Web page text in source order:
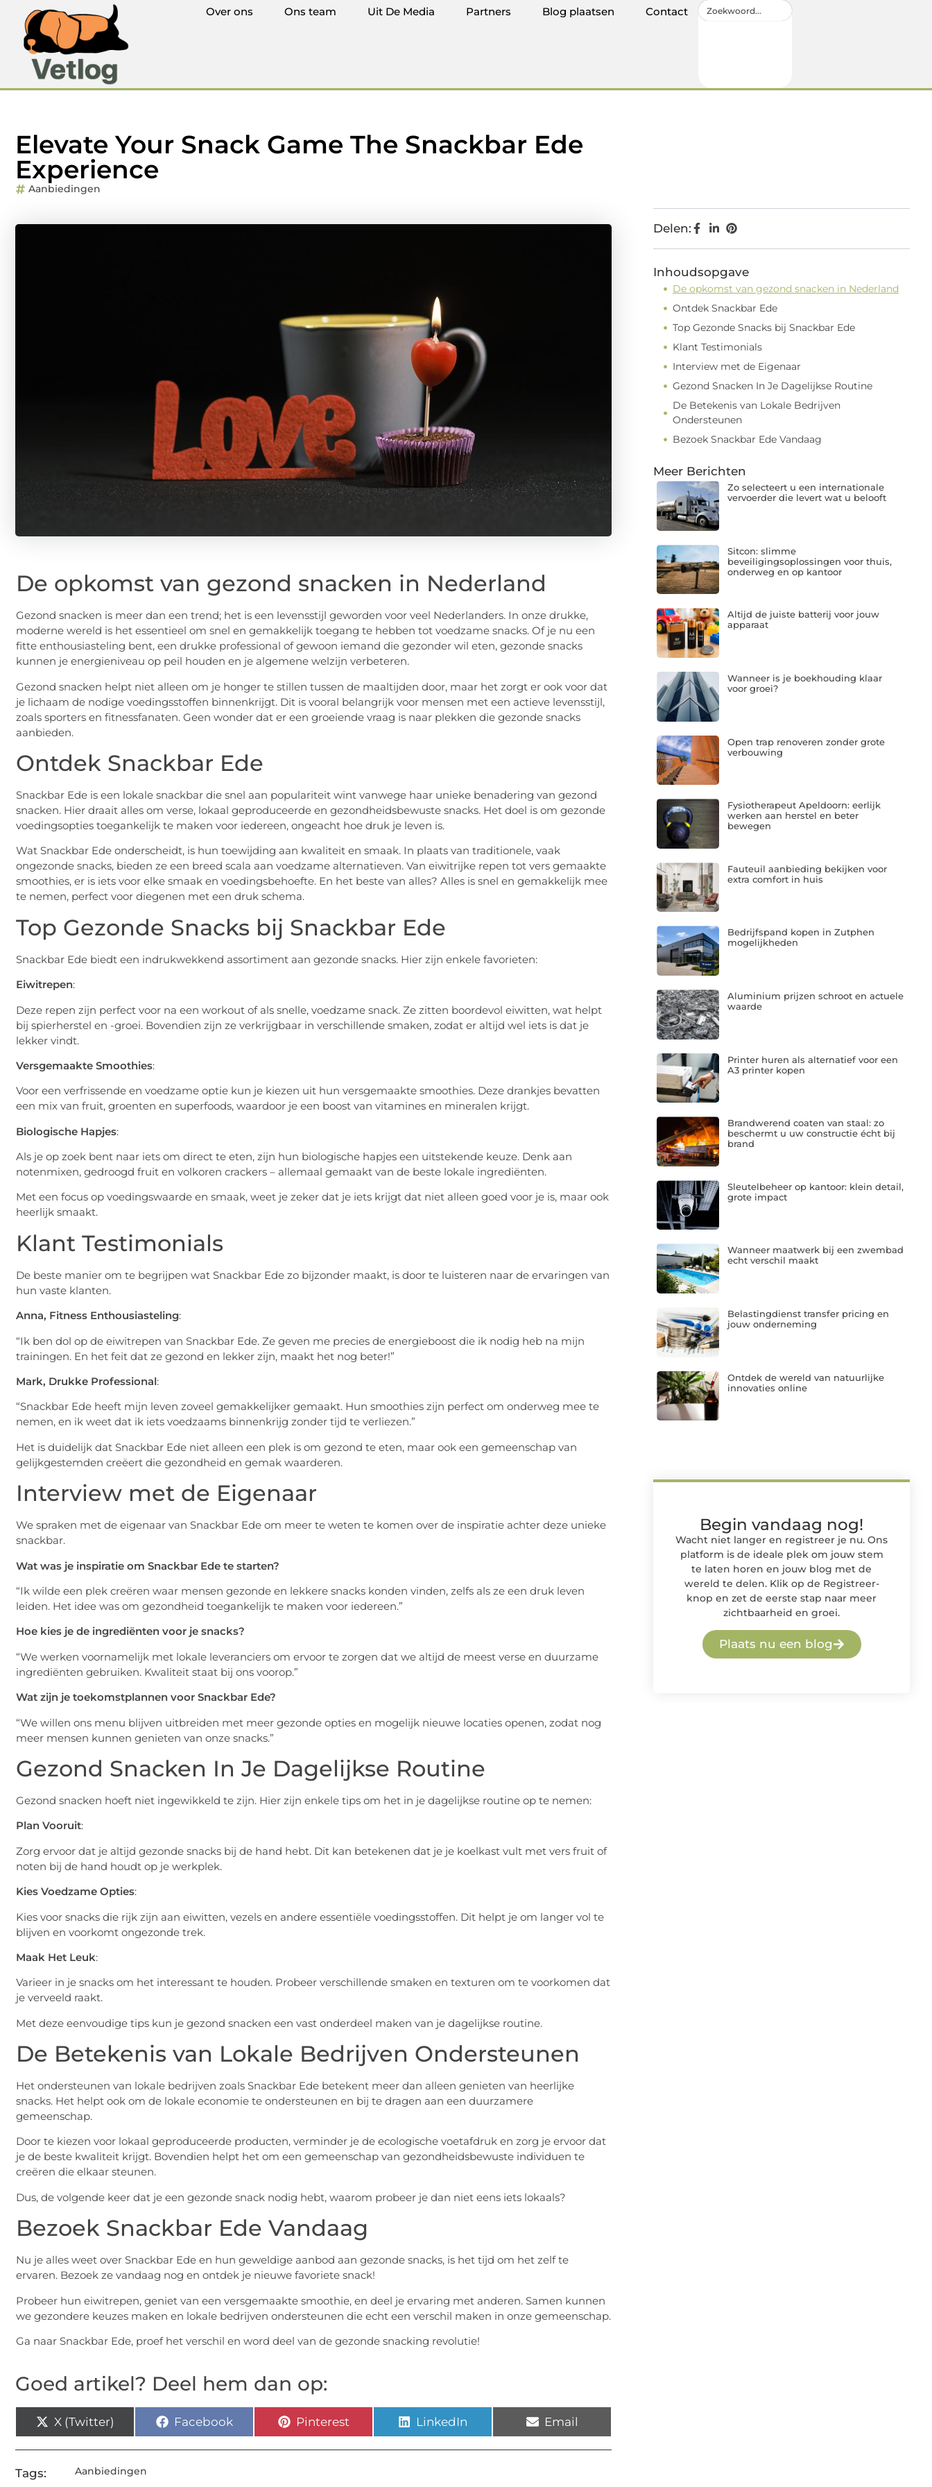
Over ons Ons team Uit De Media Partners Blog plaatsen Contact
Elevate Your Snack Game The Snackbar Ede
Experience
Aanbiedingen
De opkomst van gezond snacken in Nederland
Gezond snacken is meer dan een trend; het is een levensstijl geworden voor veel Nederlanders. In onze drukke,
moderne wereld is het essentieel om snel en gemakkelijk toegang te hebben tot voedzame snacks. Of je nu een
fitte enthousiasteling bent, een drukke professional of gewoon iemand die gezonder wil eten, gezonde snacks
kunnen je energieniveau op peil houden en je algemene welzijn verbeteren.
Gezond snacken helpt niet alleen om je honger te stillen tussen de maaltijden door, maar het zorgt er ook voor dat
je lichaam de nodige voedingsstoffen binnenkrijgt. Dit is vooral belangrijk voor mensen met een actieve levensstijl,
zoals sporters en fitnessfanaten. Geen wonder dat er een groeiende vraag is naar plekken die gezonde snacks
aanbieden.
Ontdek Snackbar Ede
Snackbar Ede is een lokale snackbar die snel aan populariteit wint vanwege haar unieke benadering van gezond
snacken. Hier draait alles om verse, lokaal geproduceerde en gezondheidsbewuste snacks. Het doel is om gezonde
voedingsopties toegankelijk te maken voor iedereen, ongeacht hoe druk je leven is.
Wat Snackbar Ede onderscheidt, is hun toewijding aan kwaliteit en smaak. In plaats van traditionele, vaak
ongezonde snacks, bieden ze een breed scala aan voedzame alternatieven. Van eiwitrijke repen tot vers gemaakte
smoothies, er is iets voor elke smaak en voedingsbehoefte. En het beste van alles? Alles is snel en gemakkelijk mee
te nemen, perfect voor diegenen met een druk schema.
Top Gezonde Snacks bij Snackbar Ede
Snackbar Ede biedt een indrukwekkend assortiment aan gezonde snacks. Hier zijn enkele favorieten:
Eiwitrepen:
Deze repen zijn perfect voor na een workout of als snelle, voedzame snack. Ze zitten boordevol eiwitten, wat helpt
bij spierherstel en -groei. Bovendien zijn ze verkrijgbaar in verschillende smaken, zodat er altijd wel iets is dat je
lekker vindt.
Versgemaakte Smoothies:
Voor een verfrissende en voedzame optie kun je kiezen uit hun versgemaakte smoothies. Deze drankjes bevatten
een mix van fruit, groenten en superfoods, waardoor je een boost van vitamines en mineralen krijgt.
Biologische Hapjes:
Als je op zoek bent naar iets om direct te eten, zijn hun biologische hapjes een uitstekende keuze. Denk aan
notenmixen, gedroogd fruit en volkoren crackers – allemaal gemaakt van de beste lokale ingrediënten.
Met een focus op voedingswaarde en smaak, weet je zeker dat je iets krijgt dat niet alleen goed voor je is, maar ook
heerlijk smaakt.
Klant Testimonials
De beste manier om te begrijpen wat Snackbar Ede zo bijzonder maakt, is door te luisteren naar de ervaringen van
hun vaste klanten.
Anna, Fitness Enthousiasteling:
“Ik ben dol op de eiwitrepen van Snackbar Ede. Ze geven me precies de energieboost die ik nodig heb na mijn
trainingen. En het feit dat ze gezond en lekker zijn, maakt het nog beter!”
Mark, Drukke Professional:
“Snackbar Ede heeft mijn leven zoveel gemakkelijker gemaakt. Hun smoothies zijn perfect om onderweg mee te
nemen, en ik weet dat ik iets voedzaams binnenkrijg zonder tijd te verliezen.”
Het is duidelijk dat Snackbar Ede niet alleen een plek is om gezond te eten, maar ook een gemeenschap van
gelijkgestemden creëert die gezondheid en gemak waarderen.
Interview met de Eigenaar
We spraken met de eigenaar van Snackbar Ede om meer te weten te komen over de inspiratie achter deze unieke
snackbar.
Wat was je inspiratie om Snackbar Ede te starten?
“Ik wilde een plek creëren waar mensen gezonde en lekkere snacks konden vinden, zelfs als ze een druk leven
leiden. Het idee was om gezondheid toegankelijk te maken voor iedereen.”
Hoe kies je de ingrediënten voor je snacks?
“We werken voornamelijk met lokale leveranciers om ervoor te zorgen dat we altijd de meest verse en duurzame
ingrediënten gebruiken. Kwaliteit staat bij ons voorop.”
Wat zijn je toekomstplannen voor Snackbar Ede?
“We willen ons menu blijven uitbreiden met meer gezonde opties en mogelijk nieuwe locaties openen, zodat nog
meer mensen kunnen genieten van onze snacks.”
Gezond Snacken In Je Dagelijkse Routine
Gezond snacken hoeft niet ingewikkeld te zijn. Hier zijn enkele tips om het in je dagelijkse routine op te nemen:
Plan Vooruit:
Zorg ervoor dat je altijd gezonde snacks bij de hand hebt. Dit kan betekenen dat je je koelkast vult met vers fruit of
noten bij de hand houdt op je werkplek.
Kies Voedzame Opties:
Kies voor snacks die rijk zijn aan eiwitten, vezels en andere essentiële voedingsstoffen. Dit helpt je om langer vol te
blijven en voorkomt ongezonde trek.
Maak Het Leuk:
Varieer in je snacks om het interessant te houden. Probeer verschillende smaken en texturen om te voorkomen dat
je verveeld raakt.
Met deze eenvoudige tips kun je gezond snacken een vast onderdeel maken van je dagelijkse routine.
De Betekenis van Lokale Bedrijven Ondersteunen
Het ondersteunen van lokale bedrijven zoals Snackbar Ede betekent meer dan alleen genieten van heerlijke
snacks. Het helpt ook om de lokale economie te ondersteunen en bij te dragen aan een duurzamere
gemeenschap.
Door te kiezen voor lokaal geproduceerde producten, verminder je de ecologische voetafdruk en zorg je ervoor dat
je de beste kwaliteit krijgt. Bovendien helpt het om een gemeenschap van gezondheidsbewuste individuen te
creëren die elkaar steunen.
Dus, de volgende keer dat je een gezonde snack nodig hebt, waarom probeer je dan niet eens iets lokaals?
Bezoek Snackbar Ede Vandaag
Nu je alles weet over Snackbar Ede en hun geweldige aanbod aan gezonde snacks, is het tijd om het zelf te
ervaren. Bezoek ze vandaag nog en ontdek je nieuwe favoriete snack!
Probeer hun eiwitrepen, geniet van een versgemaakte smoothie, en deel je ervaring met anderen. Samen kunnen
we gezondere keuzes maken en lokale bedrijven ondersteunen die echt een verschil maken in onze gemeenschap.
Ga naar Snackbar Ede, proef het verschil en word deel van de gezonde snacking revolutie!
Goed artikel? Deel hem dan op:
X (Twitter) Facebook Pinterest LinkedIn Email
Tags: Aanbiedingen
Delen:
Inhoudsopgave
De opkomst van gezond snacken in Nederland
Ontdek Snackbar Ede
Top Gezonde Snacks bij Snackbar Ede
Klant Testimonials
Interview met de Eigenaar
Gezond Snacken In Je Dagelijkse Routine
De Betekenis van Lokale Bedrijven
Ondersteunen
Bezoek Snackbar Ede Vandaag
Meer Berichten
Zo selecteert u een internationale
vervoerder die levert wat u belooft
Sitcon: slimme
beveiligingsoplossingen voor thuis,
onderweg en op kantoor
Altijd de juiste batterij voor jouw
apparaat
Wanneer is je boekhouding klaar
voor groei?
Open trap renoveren zonder grote
verbouwing
Fysiotherapeut Apeldoorn: eerlijk
werken aan herstel en beter
bewegen
Fauteuil aanbieding bekijken voor
extra comfort in huis
Bedrijfspand kopen in Zutphen
mogelijkheden
Aluminium prijzen schroot en actuele
waarde
Printer huren als alternatief voor een
A3 printer kopen
Brandwerend coaten van staal: zo
beschermt u uw constructie écht bij
brand
Sleutelbeheer op kantoor: klein detail,
grote impact
Wanneer maatwerk bij een zwembad
echt verschil maakt
Belastingdienst transfer pricing en
jouw onderneming
Ontdek de wereld van natuurlijke
innovaties online
Begin vandaag nog!
Wacht niet langer en registreer je nu. Ons
platform is de ideale plek om jouw stem
te laten horen en jouw blog met de
wereld te delen. Klik op de Registreer-
knop en zet de eerste stap naar meer
zichtbaarheid en groei.
Plaats nu een blog